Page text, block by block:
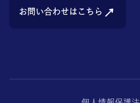
お問い合わせはこちら